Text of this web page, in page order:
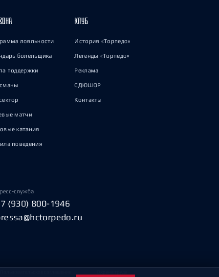
лояльности
болельщика
поддержки
матчи
катания
поведения
КЛУБ
История «Торпедо»
Легенды «Торпедо»
Реклама
СДЮШОР
Контакты
служба
(930) 800-1946